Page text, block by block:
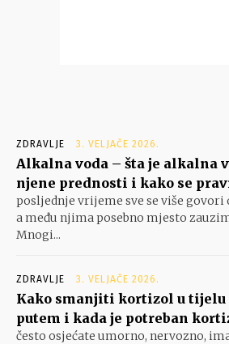
ZDRAVLJE 3. VELJAČE 2026.
Alkalna voda – šta je alkalna
njene prednosti i kako se
posljednje vrijeme sve se više govori
a među njima posebno mjesto
Mnogi...
ZDRAVLJE 3. VELJAČE 2026.
Kako smanjiti kortizol u
putem i kada je potreban
često osjećate umorno, nervozno,